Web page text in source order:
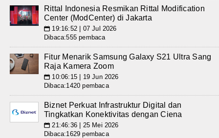
Rittal Indonesia Resmikan Rittal Modification
Center (ModCenter) di Jakarta
📅 19:16:52 | 07 Jul 2026
Dibaca:555 pembaca
Fitur Menarik Samsung Galaxy S21 Ultra Sang
Raja Kamera Zoom
📅 10:06:15 | 19 Jun 2026
Dibaca:1420 pembaca
Biznet Perkuat Infrastruktur Digital dan
Tingkatkan Konektivitas dengan Ciena
📅 21:46:36 | 25 Mei 2026
Dibaca:1629 pembaca